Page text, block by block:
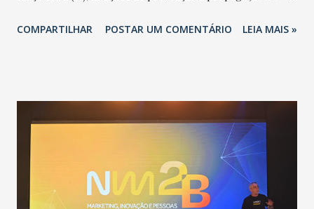
adotadas pelo Governo do Estado na contenção da
população suspeita e de cuidados com os ambientes
públicos e domiciliares. “Nós não estamos vivendo uma
epidemia comum, como temos em todos os anos, com
aumento de casos de dengue, influenza ou H1N1. Trata-se
de uma epidemia com um vírus diferente, com um poder de
COMPARTILHAR POSTAR UM COMENTÁRIO LEIA MAIS »